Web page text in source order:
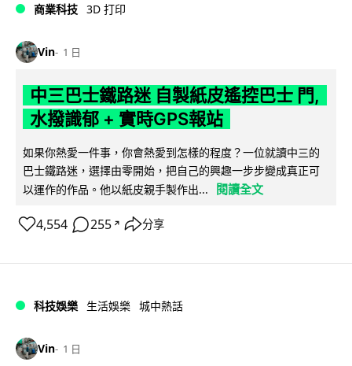
商業科技 3D 打印
Vin 1 日
中三巴士鐵路迷 自製紙皮遙控巴士 門,
水撥識郁 + 實時GPS報站
如果你熱愛一件事，你會熱愛到怎樣的程度？一位就讀中三的
巴士鐵路迷，選擇由零開始，把自己的興趣一步步變成真正可
以運作的作品。他以紙皮親手製作出...
閱讀全文
4,554 255 ↗ 分享
科技娛樂 生活娛樂 城中熱話
Vin 1 日